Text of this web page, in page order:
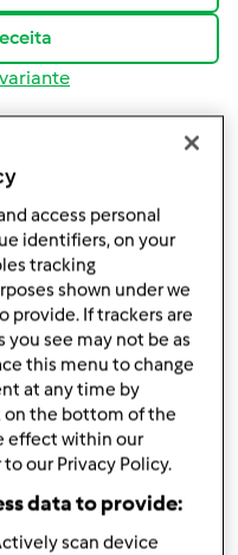
á temperatura
MARIA + ou menos
g para o creme,e
nescafé)
access personal
identifiers, on your
tracking
shown under we
provide. If trackers are
see may not be as
this menu to change
at any time by
on the bottom of the
effect within our
our Privacy Policy.
data to provide:
scan device